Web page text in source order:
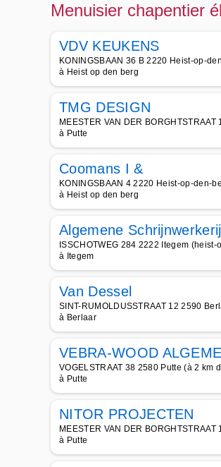
Menuisier chapentier
VDV KEUKENS
KONINGSBAAN 36 B 2220 Heist-op-
à Heist op den berg
TMG DESIGN
MEESTER VAN DER
à Putte
Coomans I &
KONINGSBAAN 4 2220 Heist-op-den-
à Heist op den berg
Algemene
ISSCHOTWEG 284 2222 Itegem
à Itegem
Van Dessel
SINT-RUMOLDUSSTRAAT 12 2590
à Berlaar
VEBRA-WOOD
VOGELSTRAAT 38 2580 Putte (à 2 km
à Putte
NITOR PROJECTEN
MEESTER VAN DER
à Putte